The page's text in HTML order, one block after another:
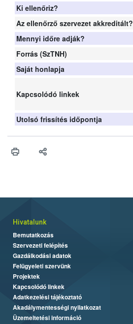
Ki ellenőriz?
Az ellenőrző szervezet akkreditált?
Mennyi időre adják?
Forrás (SzTNH)
Saját honlapja
Kapcsolódó linkek
Utolsó frissítés időpontja
Hivatalunk
Bemutatkozás
Szervezeti felépítés
Gazdálkodási adatok
Felügyeleti szervünk
Projektek
Kapcsolódó linkek
Adatkezelési tájékoztató
Akadálymentességi nyilatkozat
Üzemeltetési információ